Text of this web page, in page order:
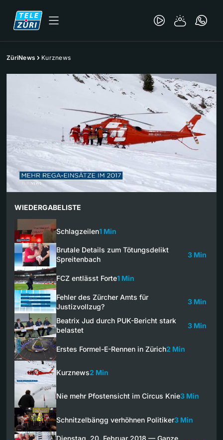
ZüriNews Kurznews
WIEDERGABELISTE
Schlagzeilen1 Min
Brutale Details zum Tötungsdelikt
Spreitenbach
3 Min
FCZ entlässt Forte1 Min
Fehler des Zürcher Amts für
Justizvollzug?
3 Min
Beatrix Jud durch PUK-Bericht stark
belastet
3 Min
Erstes Formel-E-Rennen in Zürich2 Min
Kurznews2 Min
Nie mehr Pfostensicht im Circus Knie3 Min
Schnitzelbängg verhöhnen Politiker3 Min